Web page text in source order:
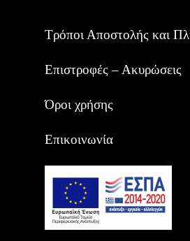
Τρόποι Αποστολής και
Επιστροφές – Ακυρώσεις
Όροι χρήσης
Επικοινωνία